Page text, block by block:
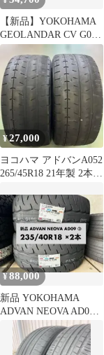
【新品】YOKOHAMA
GEOLANDAR CV G058
235/55R18 100V 18イン
チ 夏タイヤ 4本 22年製
ヴァンガード Jeep/コマ
ンダー VOLVO/XC40等
(VTY116)
¥27,000
ヨコハマ アドバンA052
265/45R18 21年製 2本セ
¥88,000
新品 YOKOHAMA
ADVAN NEOVA AD09 2
本②